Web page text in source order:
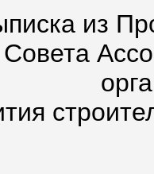
из
Совета